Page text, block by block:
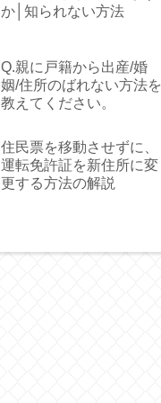
か│知られない方法
Q.親に戸籍から出産/婚
姻/住所のばれない方法を
教えてください。
住民票を移動させずに、
運転免許証を新住所に変
更する方法の解説